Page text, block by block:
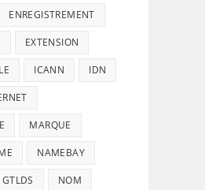
ENREGISTREMENT
EXTENSION
ICANN IDN
MARQUE
NAMEBAY
NOM